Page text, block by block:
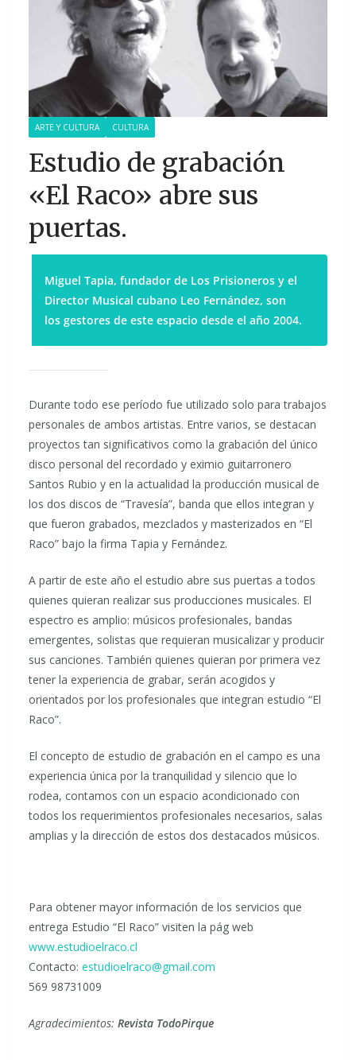
ARTE Y CULTURA CULTURA
Estudio de grabación
«El Raco» abre sus
puertas.
Miguel Tapia, fundador de Los Prisioneros y el
Director Musical cubano Leo Fernández, son
los gestores de este espacio desde el año 2004.
Durante todo ese período fue utilizado solo para trabajos
personales de ambos artistas. Entre varios, se destacan
proyectos tan significativos como la grabación del único
disco personal del recordado y eximio guitarronero
Santos Rubio y en la actualidad la producción musical de
los dos discos de “Travesía”, banda que ellos integran y
que fueron grabados, mezclados y masterizados en “El
Raco” bajo la firma Tapia y Fernández.
A partir de este año el estudio abre sus puertas a todos
quienes quieran realizar sus producciones musicales. El
espectro es amplio: músicos profesionales, bandas
emergentes, solistas que requieran musicalizar y producir
sus canciones. También quienes quieran por primera vez
tener la experiencia de grabar, serán acogidos y
orientados por los profesionales que integran estudio “El
Raco”.
El concepto de estudio de grabación en el campo es una
experiencia única por la tranquilidad y silencio que lo
rodea, contamos con un espacio acondicionado con
todos los requerimientos profesionales necesarios, salas
amplias y la dirección de estos dos destacados músicos.
Para obtener mayor información de los servicios que
entrega Estudio “El Raco” visiten la pág web
www.estudioelraco.cl
Contacto: estudioelraco@gmail.com
569 98731009
Agradecimientos: Revista TodoPirque